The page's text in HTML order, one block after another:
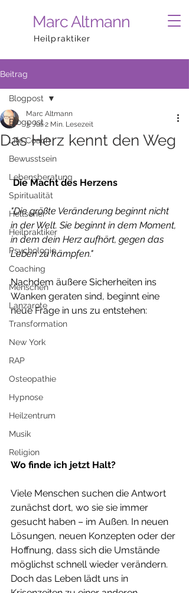
Marc Altmann
Heilpraktiker
Beitrag
Blogpost
Life Coach
Bewusstsein
Lebensberatung
Spiritualität
Hellseher
Heilpraktiker
Psychologie
Coaching
Menschen
Lanzarote
Transformation
New York
RAP
Osteopathie
Hypnose
Heilzentrum
Musik
Religion
Blogpost
Das Herz kennt den Weg
Marc Altmann
3. Juli2 Min. Lesezeit
Die Macht des Herzens
"Die größte Veränderung beginnt nicht
in der Welt. Sie beginnt in dem Moment,
in dem dein Herz aufhört, gegen das
Leben zu kämpfen."
Nachdem äußere Sicherheiten ins
Wanken geraten sind, beginnt eine
neue Frage in uns zu entstehen:
Wo finde ich jetzt Halt?
Viele Menschen suchen die Antwort
zunächst dort, wo sie sie immer
gesucht haben – im Außen. In neuen
Lösungen, neuen Konzepten oder der
Hoffnung, dass sich die Umstände
möglichst schnell wieder verändern.
Doch das Leben lädt uns in